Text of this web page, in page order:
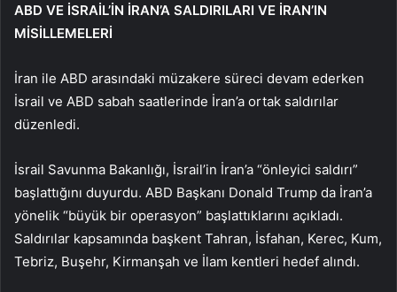
ABD VE İSRAİL’İN İRAN’A SALDIRILARI VE İRAN’IN
MİSİLLEMELERİ
İran ile ABD arasındaki müzakere süreci devam ederken
İsrail ve ABD sabah saatlerinde İran’a ortak saldırılar
düzenledi.
İsrail Savunma Bakanlığı, İsrail’in İran’a “önleyici saldırı”
başlattığını duyurdu. ABD Başkanı Donald Trump da İran’a
yönelik “büyük bir operasyon” başlattıklarını açıkladı.
Saldırılar kapsamında başkent Tahran, İsfahan, Kerec, Kum,
Tebriz, Buşehr, Kirmanşah ve İlam kentleri hedef alındı.